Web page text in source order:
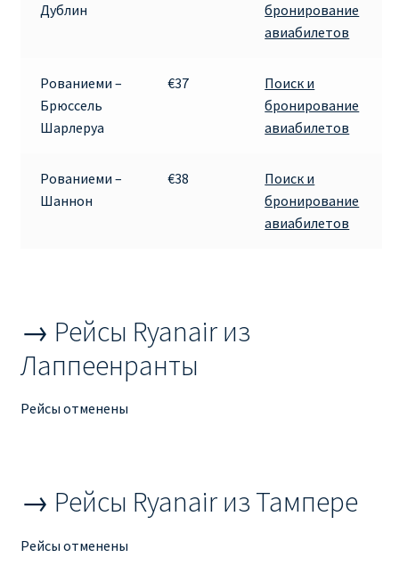
ПРАВИЛА РЕГИСТРАЦИИ
Регистрация ребенка на рейс RYANAIR
Рим
Райнэйр на русском
О сайте
Дублин
бронирование
авиабилетов
Рованиеми –
Брюссель
Шарлеруа
€37
Поиск и
бронирование
авиабилетов
Рованиеми –
Шаннон
€38
Поиск и
бронирование
авиабилетов
→ Рейсы Ryanair из
Лаппеенранты
Рейсы отменены
→ Рейсы Ryanair из Тампере
Рейсы отменены